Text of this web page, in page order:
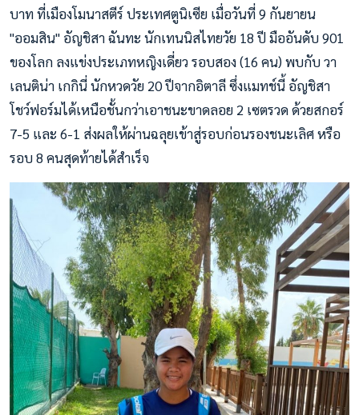
บาท ที่เมืองโมนาสตีร์ ประเทศตูนิเซีย เมื่อวันที่ 9 กันยายน
"ออมสิน" อัญชิสา ฉันทะ นักเทนนิสไทยวัย 18 ปี มืออันดับ 901
ของโลก ลงแข่งประเภทหญิงเดี่ยว รอบสอง (16 คน) พบกับ วา
เลนติน่า เกกินี่ นักหวดวัย 20 ปีจากอิตาลี ซึ่งแมทช์นี้ อัญชิสา
โชว์ฟอร์มได้เหนือชั้นกว่าเอาชนะขาดลอย 2 เซตรวด ด้วยสกอร์
7-5 และ 6-1 ส่งผลให้ผ่านฉลุยเข้าสู่รอบก่อนรองชนะเลิศ หรือ
รอบ 8 คนสุดท้ายได้สำเร็จ